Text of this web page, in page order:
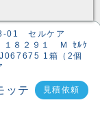
01 セルケア
１８２９１ Ｍ ｾﾙｹ
1箱（2個
見積依頼